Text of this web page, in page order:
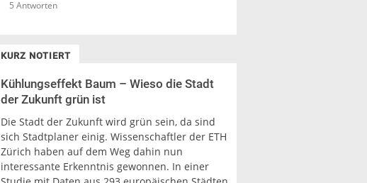
5 Antworten
KURZ NOTIERT
Kühlungseffekt Baum – Wieso die Stadt
der Zukunft grün ist
Die Stadt der Zukunft wird grün sein, da sind
sich Stadtplaner einig. Wissenschaftler der ETH
Zürich haben auf dem Weg dahin nun
interessante Erkenntnis gewonnen. In einer